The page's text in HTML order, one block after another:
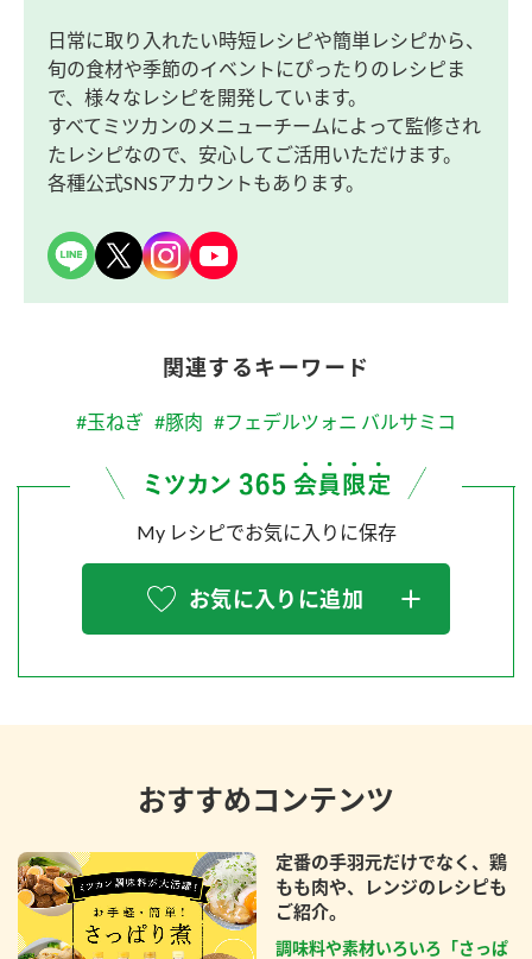
日常に取り入れたい時短レシピや簡単レシピから、
旬の食材や季節のイベントにぴったりのレシピま
で、様々なレシピを開発しています。
すべてミツカンのメニューチームによって監修され
たレシピなので、安心してご活用いただけます。
各種公式SNSアカウントもあります。
関連するキーワード
#玉ねぎ #豚肉 #フェデルツォニ バルサミコ
My レシピでお気に入りに保存
お気に入りに追加
おすすめコンテンツ
定番の手羽元だけでなく、鶏
もも肉や、レンジのレシピも
ご紹介。
調味料や素材いろいろ「さっぱ